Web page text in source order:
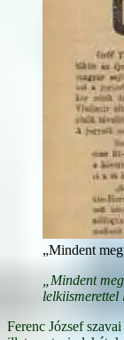
„Mindent
„Mindent
lelkiismerettel
Ferenc József